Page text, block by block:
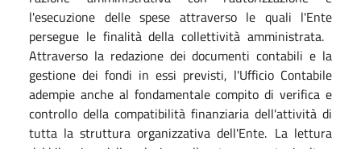
l'esecuzione delle spese attraverso le quali l'Ente
persegue le finalità della collettività amministrata.
Attraverso la redazione dei documenti contabili e la
gestione dei fondi in essi previsti, l'Ufficio Contabile
adempie anche al fondamentale compito di verifica e
controllo della compatibilità finanziaria dell'attività di
tutta la struttura organizzativa dell'Ente. La lettura